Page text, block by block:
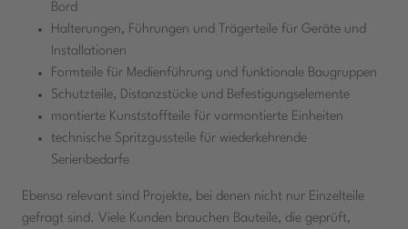
Bord
Halterungen, Führungen und Trägerteile für Geräte und
Installationen
Formteile für Medienführung und funktionale Baugruppen
Schutzteile, Distanzstücke und Befestigungselemente
montierte Kunststoffteile für vormontierte Einheiten
technische Spritzgussteile für wiederkehrende
Serienbedarfe
Ebenso relevant sind Projekte, bei denen nicht nur Einzelteile
gefragt sind. Viele Kunden brauchen Bauteile, die geprüft,